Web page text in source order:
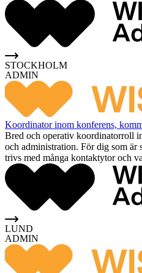
STOCKHOLM
ADMIN
Koordinator inom konferens,
Bred och operativ koordinatorroll
och administration. För dig som är
trivs med många kontaktytor och
LUND
ADMIN